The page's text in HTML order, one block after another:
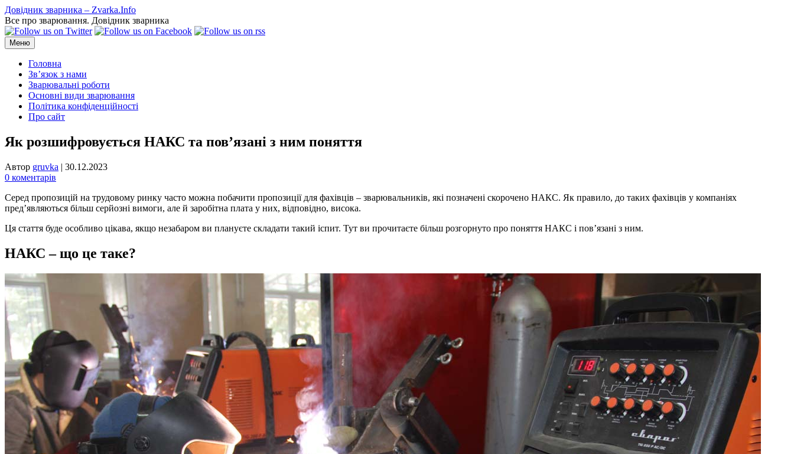
Перейти
до
вмісту
Довідник зварника – Zvarka.Info
Все про зварювання. Довідник зварника
Меню
Головна
Зв’язок з нами
Зварювальні роботи
Основні види зварювання
Політика конфіденційності
Про сайт
Як розшифровується НАКС та пов’язані з ним поняття
Автор gruvka | 30.12.2023
0 коментарів
Серед пропозицій на трудовому ринку часто можна побачити пропозиції для фахівців – зварювальників, які позначені скорочено НАКС. Як правило, до таких фахівців у компаніях
пред’являються більш серйозні вимоги, але й заробітна плата у них, відповідно, висока.
Ця стаття буде особливо цікава, якщо незабаром ви плануєте складати такий іспит. Тут ви прочитаєте більш розгорнуто про поняття НАКС і пов’язані з ним.
НАКС – що це таке?